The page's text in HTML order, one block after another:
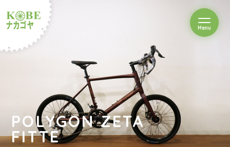
ルショップナカゴヤ
Menuを開閉
POLYGON ZETA
FITTE